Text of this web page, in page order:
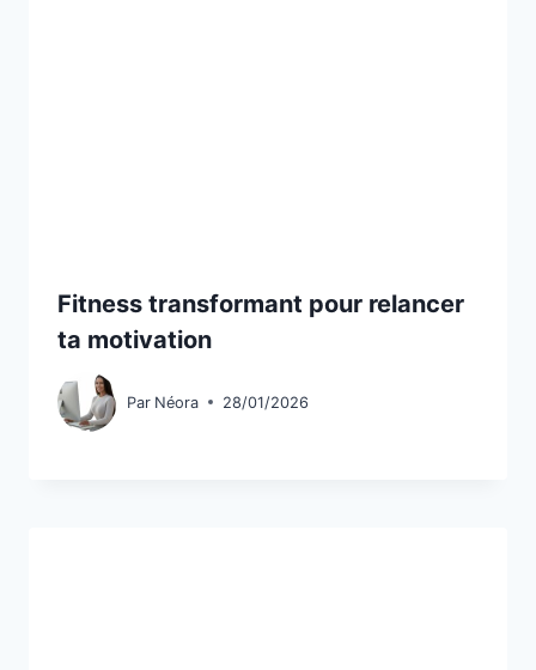
Fitness transformant pour relancer
ta motivation
Par Néora 28/01/2026